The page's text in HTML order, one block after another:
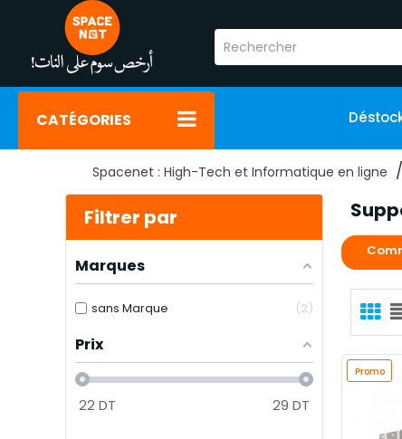
CATÉGORIES
Spacenet : High-Tech et Informatique en ligne
Filtrer par
Marques
sans Marque 2
Prix
22 DT 29 DT
Promo